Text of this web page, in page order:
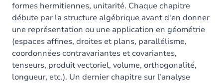
formes hermitiennes, unitarité. Chaque chapitre
débute par la structure algébrique avant d'en donner
une représentation ou une application en géométrie
(espaces affines, droites et plans, parallélisme,
coordonnées contravariantes et covariantes,
tenseurs, produit vectoriel, volume, orthogonalité,
longueur, etc.). Un dernier chapitre sur l'analyse